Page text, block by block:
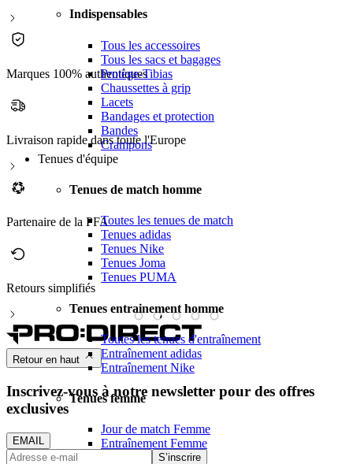
Indispensables
Tous les accessoires
Tous les sacs et bagages
Protège-Tibias
Chaussettes à grip
Lacets
Bandages et protection
Bandes
Crampons
Tenues d'équipe
Tenues de match homme
Toutes les tenues de match
Tenues adidas
Tenues Nike
Tenues Joma
Tenues PUMA
Tenues entrainement homme
Toutes les tenues d'entraînement
Entraînement adidas
Entraînement Nike
Tenues femme
Jour de match Femme
Entraînement Femme
Marques 100% authentiques
Livraison rapide dans toute l'Europe
Partenaire de la PFA
Retours simplifiés
Retour en haut
Inscrivez-vous à notre newsletter pour des offres
exclusives
EMAIL
S’inscrire